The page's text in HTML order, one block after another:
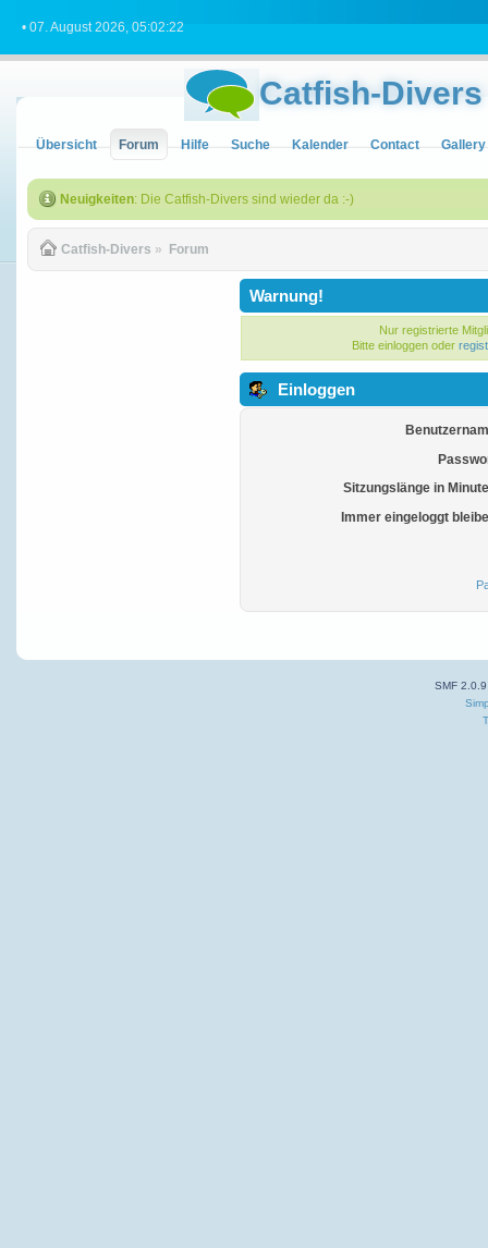
• 07. August 2026, 05:02:22
Catfish-Divers
Übersicht Forum Hilfe Suche Kalender Contact Gallery
Neuigkeiten: Die Catfish-Divers sind wieder da :-)
Catfish-Divers » Forum
Warnung!
Nur registrierte
Bitte einloggen oder
Einloggen
Sitzungslänge in
Immer eingeloggt
SMF 2.0.9